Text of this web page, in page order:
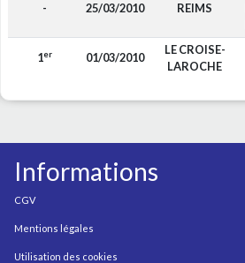
- 25/03/2010 REIMS
1er 01/03/2010
LE CROISE-
LAROCHE
Informations
CGV
Mentions légales
Utilisation des cookies